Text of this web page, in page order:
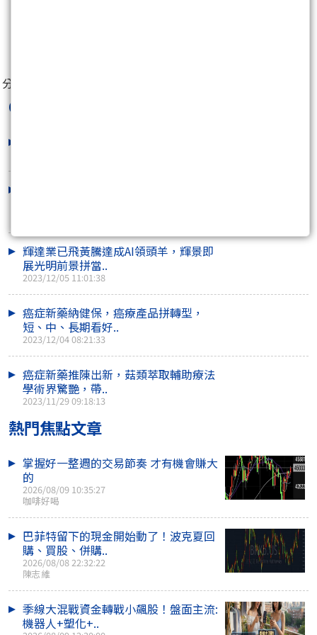
分享至：
ObserverBio
輝達業已飛黃騰達成AI領頭羊，輝景即
展光明前景拼當..
2023/12/05 11:01:38
癌症新藥納健保，癌療產品拼轉型，
短、中、長期看好..
2023/12/04 08:21:33
癌症新藥推陳出新，菇類萃取輔助療法
學術界驚艷，帶..
2023/11/29 09:18:13
熱門焦點文章
掌握好一整週的交易節奏 才有機會賺大
的
2026/08/09 10:35:27
咖啡好喝
巴菲特留下的現金開始動了！波克夏回
購、買股、併購..
2026/08/08 22:32:22
陳志維
季線大混戰資金轉戰小飆股！盤面主流:
機器人+塑化+..